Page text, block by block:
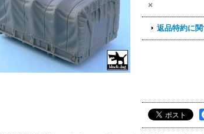
×
返品特約に